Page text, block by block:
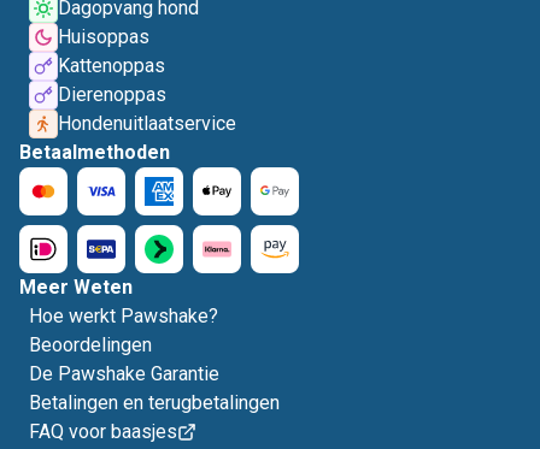
Dagopvang hond
Huisoppas
Kattenoppas
Dierenoppas
Hondenuitlaatservice
Betaalmethoden
Meer Weten
Hoe werkt Pawshake?
Beoordelingen
De Pawshake Garantie
Betalingen en terugbetalingen
FAQ voor baasjes